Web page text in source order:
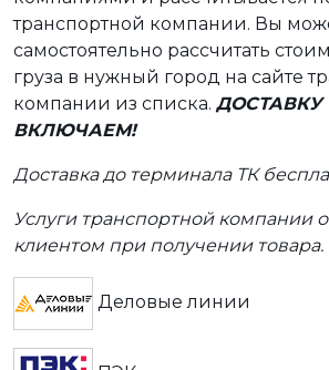
транспортной компании. Вы
самостоятельно рассчитать
груза в нужный город на сайте
компании из списка. ДОСТАВКУ
ВКЛЮЧАЕМ!
Доставка до терминала ТК
Услуги транспортной компании
клиентом при получении товара.
Деловые линии